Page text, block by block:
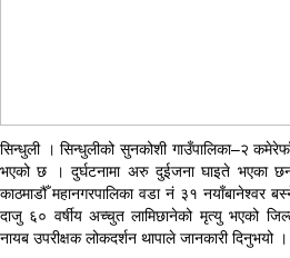
सिन्धुली । सिन्धुलीको सुनकोशी गाउँपालिका–२
भएको छ । दुर्घटनामा अरु दुईजना घाइते भएका
काठमाडौँ महानगरपालिका वडा नं ३१ नयाँबानेश्वर
दाजु ६० वर्षीय अच्चुत लामिछानेको मृत्यु भएको
नायब उपरीक्षक लोकदर्शन थापाले जानकारी दिनुभयो ।